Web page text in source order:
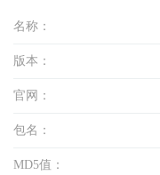
名称：
版本：
官网：
包名：
MD5值：